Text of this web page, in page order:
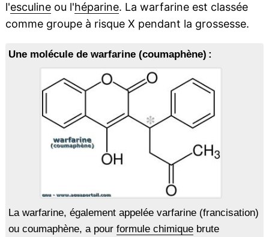
l'esculineou l'héparine. La warfarine est classée
comme groupe à risque X pendant la grossesse.
Une molécule de warfarine (coumaphène) :
La warfarine, également appelée varfarine (francisation)
ou coumaphène, a pour formule chimiquebrute